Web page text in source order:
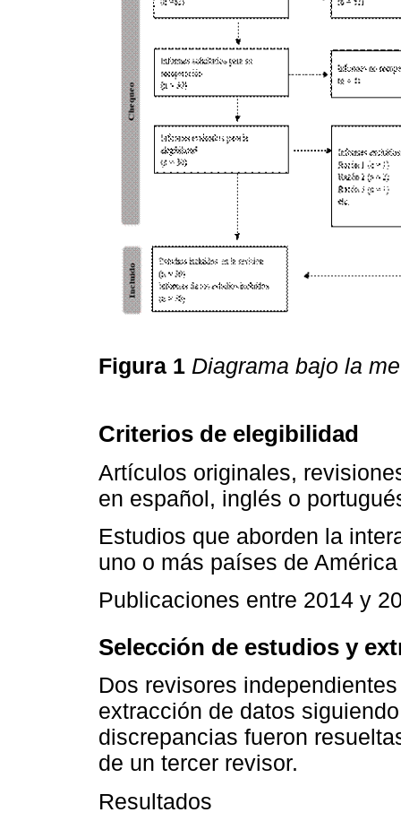
Figura 1 Diagrama bajo la
Criterios de elegibilidad
Artículos originales,
en español, inglés o
Estudios que aborden la
uno o más países de
Publicaciones entre 2014 y
Selección de estudios y
Dos revisores
extracción de datos
discrepancias fueron
de un tercer revisor.
Resultados